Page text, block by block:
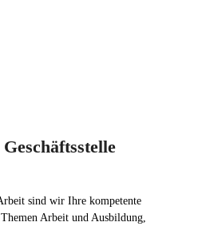
sind wir Ihre kompetente
Arbeit und Ausbildung,